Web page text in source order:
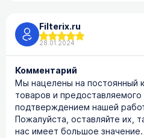
Filterix.ru
28.01.2024
Комментарий
Мы нацелены на постоянный
товаров и
подтверждением нашей
Пожалуйста, оставляйте их,
нас имеет большое значение.